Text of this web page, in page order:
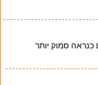
סמוק יותר